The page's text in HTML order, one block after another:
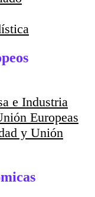
e Industria
Europeas
y Unión